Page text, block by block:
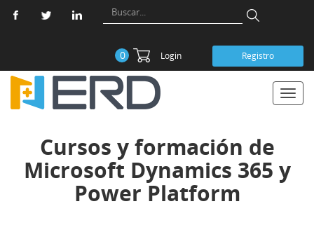
0 Login Registro
Cursos y formación de
Microsoft Dynamics 365 y
Power Platform